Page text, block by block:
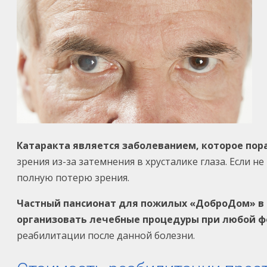
Катаракта является заболеванием, которое
зрения из-за затемнения в хрусталике глаза.
полную потерю зрения.
Частный пансионат для пожилых «ДоброДом»
организовать лечебные процедуры при любой
реабилитации после данной болезни.